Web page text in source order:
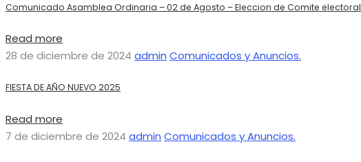
Comunicado Asamblea Ordinaria – 02 de Agosto – Eleccion de Comite electoral
Read more
28 de diciembre de 2024 admin Comunicados y Anuncios.
FIESTA DE AÑO NUEVO 2025
Read more
7 de diciembre de 2024 admin Comunicados y Anuncios.